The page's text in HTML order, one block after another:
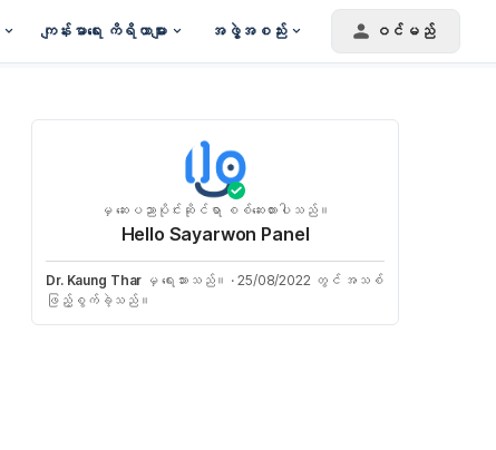
ကျန်းမာရေး ကိရိယာများ အဖွဲ့အစည်း ဝင်မည်
မှ ဆေးပညာပိုင်းဆိုင်ရာ စစ်ဆေးထားပါသည်။
Hello Sayarwon Panel
Dr. Kaung Thar မှ ရေးသားသည်။ · 25/08/2022 တွင် အသစ်
ဖြည့်စွက်ခဲ့သည်။